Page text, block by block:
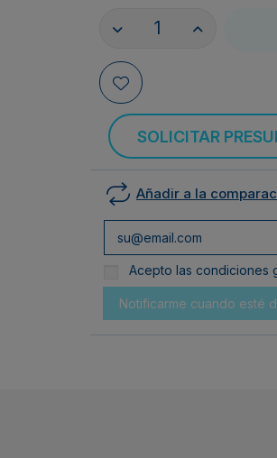
SOLICITAR
Añadir a la
Acepto las condiciones